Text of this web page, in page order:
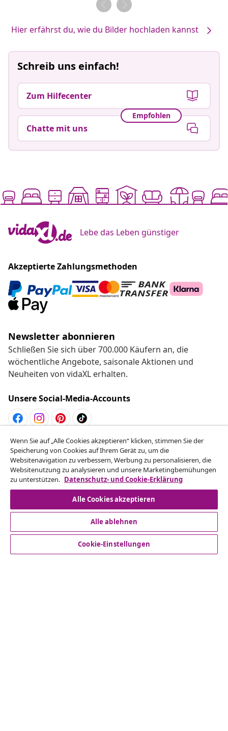
Hier erfährst du, wie du Bilder hochladen kannst
Schreib uns einfach!
Zum Hilfecenter
Empfohlen
Chatte mit uns
Lebe das Leben günstiger
Akzeptierte Zahlungsmethoden
Newsletter abonnieren
Schließen Sie sich über 700.000 Käufern an, die
wöchentliche Angebote, saisonale Aktionen und
Neuheiten von vidaXL erhalten.
Unsere Social-Media-Accounts
Vom Vertrag zurücktreten
Reiche einen Widerrufsantrag für deine Bestellung
ein.
Vom Vertrag zurücktreten
Wenn Sie auf „Alle Cookies akzeptieren“ klicken, stimmen Sie der
Speicherung von Cookies auf Ihrem Gerät zu, um die
Websitenavigation zu verbessern, Werbung zu personalisieren, die
Websitenutzung zu analysieren und unsere Marketingbemühungen
zu unterstützen. Datenschutz- und Cookie-Erklärung
Alle Cookies akzeptieren
Alle ablehnen
Cookie-Einstellungen